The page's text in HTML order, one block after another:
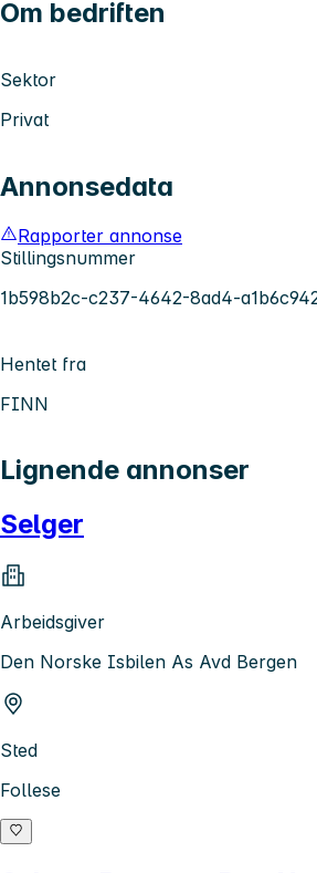
Om bedriften
Sektor
Privat
Annonsedata
Rapporter annonse
Stillingsnummer
1b598b2c-c237-4642-8ad4-
Hentet fra
FINN
Lignende annonser
Selger
Arbeidsgiver
Den Norske Isbilen As Avd Bergen
Sted
Follese